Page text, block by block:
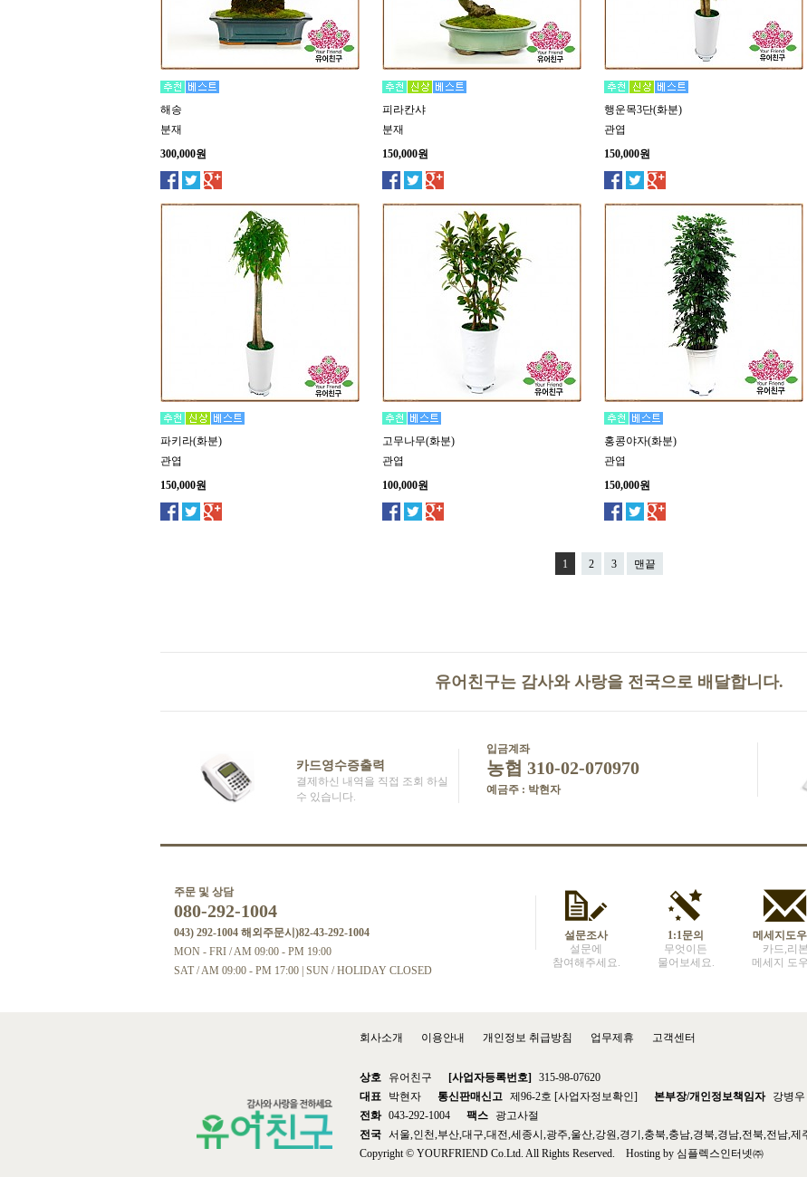
해송
분재
300,000원
피라칸샤
분재
150,000원
행운목3단(화분)
관엽
150,000원
파키라(화분)
관엽
150,000원
고무나무(화분)
관엽
100,000원
홍콩야자(화분)
관엽
150,000원
1 2 3 맨끝
유어친구는 감사와 사랑을 전국으로 배달합니다.
카드영수증출력
결제하신 내역을 직접 조회 하실
수 있습니다.
입금계좌
농협 310-02-070970
예금주 : 박현자
주문 및 상담
080-292-1004
043) 292-1004 해외주문시)82-43-292-1004
MON - FRI / AM 09:00 - PM 19:00
SAT / AM 09:00 - PM 17:00 | SUN / HOLIDAY CLOSED
설문조사
설문에
참여해주세요.
1:1문의
무엇이든
물어보세요.
메세지도
카드,리본
메세지 도
회사소개 이용안내 개인정보 취급방침 업무제휴 고객센터
상호 유어친구 [사업자등록번호] 315-98-07620
대표
박현자 통신판매신고 제96-2호 [사업자정보확인] 본부장/개인정보책임자 강병우
전화 043-292-1004 팩스
광고사절
전국 서울,인천,부산,대구,대전,세종시,광주,울산,강원,경기,충북,충남,경북,경남,전북,전남,제
Copyright © YOURFRIEND Co.Ltd. All Rights Reserved. Hosting by 심플렉스인터넷㈜